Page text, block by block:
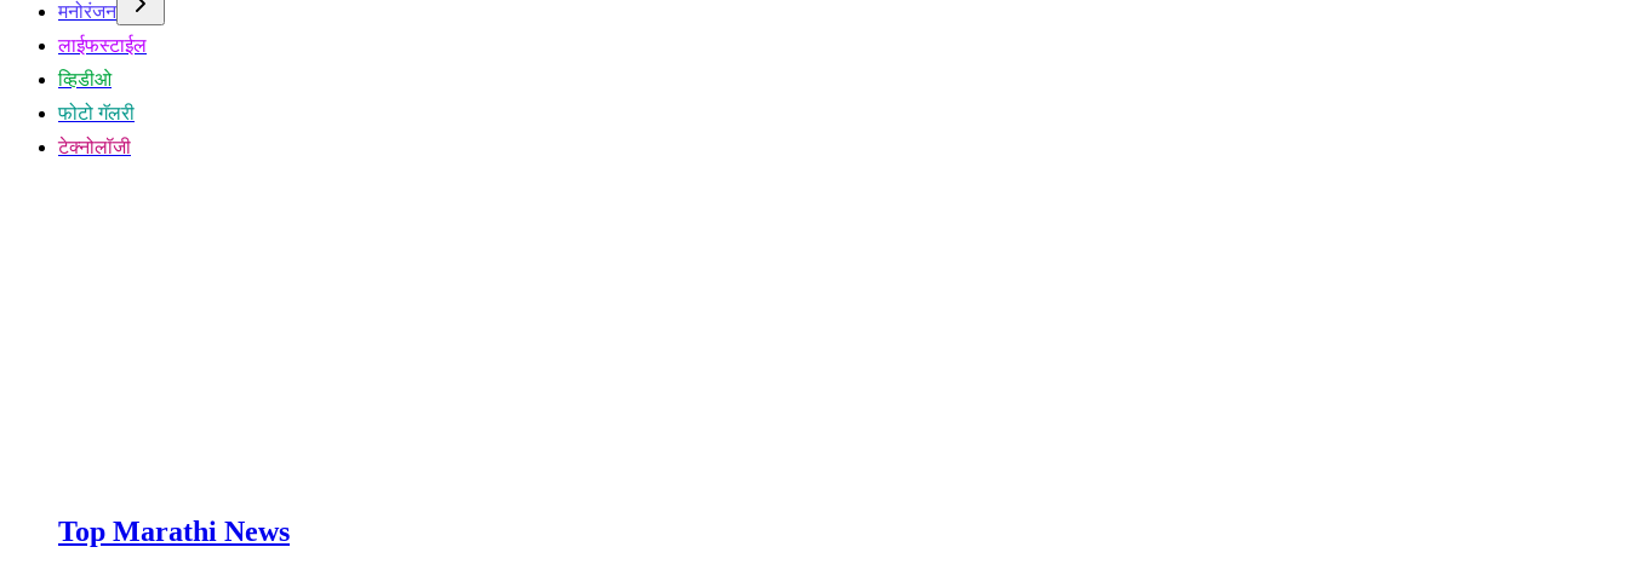
मनोरंजन
लाईफस्टाईल
व्हिडीओ
फोटो गॅलरी
टेक्नोलॉजी
Top Marathi News